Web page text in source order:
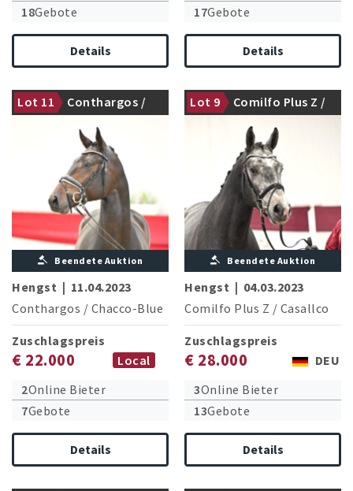
18Gebote
Details
17Gebote
Details
Lot 11
Conthargos /
Chacco-Blue
gekört
Beendete Auktion
Hengst | 11.04.2023
Conthargos / Chacco-Blue
Zuschlagspreis
€ 22.000
Local
2Online Bieter
7Gebote
Details
Lot 9
Comilfo Plus Z /
Casallco
gekört
Beendete Auktion
Hengst | 04.03.2023
Comilfo Plus Z / Casallco
Zuschlagspreis
€ 28.000
DEU
3Online Bieter
13Gebote
Details